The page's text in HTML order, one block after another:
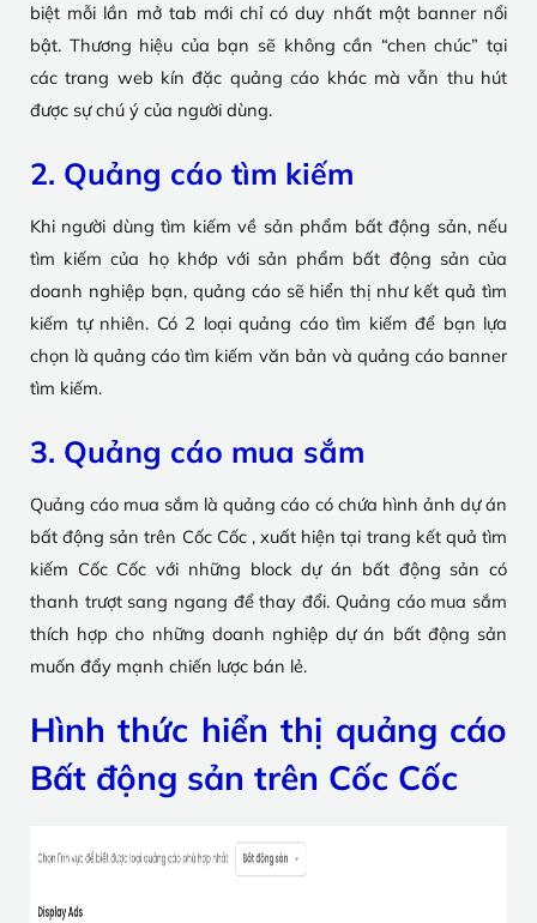
biệt mỗi lần mở tab mới chỉ có duy nhất một banner nổi
bật. Thương hiệu của bạn sẽ không cần “chen chúc” tại
các trang web kín đặc quảng cáo khác mà vẫn thu hút
được sự chú ý của người dùng.
2. Quảng cáo tìm kiếm
Khi người dùng tìm kiếm về sản phẩm bất động sản, nếu
tìm kiếm của họ khớp với sản phẩm bất động sản của
doanh nghiệp bạn, quảng cáo sẽ hiển thị như kết quả tìm
kiếm tự nhiên. Có 2 loại quảng cáo tìm kiếm để bạn lựa
chọn là quảng cáo tìm kiếm văn bản và quảng cáo banner
tìm kiếm.
3. Quảng cáo mua sắm
Quảng cáo mua sắm là quảng cáo có chứa hình ảnh dự án
bất động sản trên Cốc Cốc , xuất hiện tại trang kết quả tìm
kiếm Cốc Cốc với những block dự án bất động sản có
thanh trượt sang ngang để thay đổi. Quảng cáo mua sắm
thích hợp cho những doanh nghiệp dự án bất động sản
muốn đẩy mạnh chiến lược bán lẻ.
Hình thức hiển thị quảng cáo
Bất động sản trên Cốc Cốc